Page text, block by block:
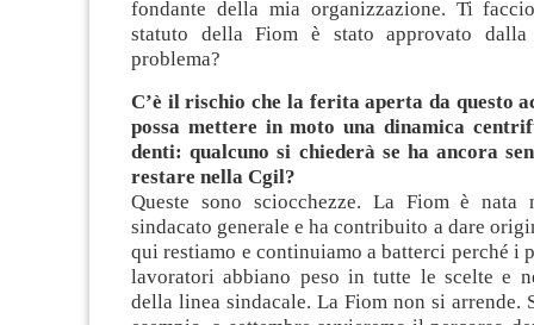
fondante della mia organizzazione. Ti
statuto della Fiom è stato approvato
problema?
C’è il rischio che la ferita aperta da questo
possa mettere in moto una dinamica
denti: qualcuno si chiederà se ha ancora
restare nella Cgil?
Queste sono sciocchezze. La Fiom è nata
sindacato generale e ha contribuito a dare
qui restiamo e continuiamo a batterci perché i
lavoratori abbiano peso in tutte le scelte e
della linea sindacale. La Fiom non si arrende.